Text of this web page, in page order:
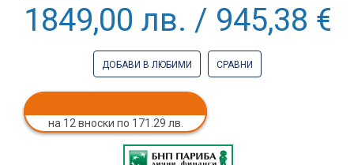
1849,00 лв. / 945,38 €
ДОБАВИ В ЛЮБИМИ СРАВНИ
на 12 вноски по 171.29 лв.